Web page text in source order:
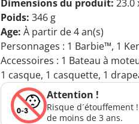
Dimensions du produit: 23.0
Poids: 346 g
Age: À partir de 4 an(s)
Personnages : 1 Barbie™, 1
Accessoires : 1 Bateau à
1 casque, 1 casquette, 1
Attention !
Risque d´étouffement
de moins de 3 ans.